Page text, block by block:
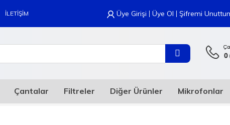
İLETİŞİM Üye Girişi | Üye Ol | Şifremi
Çantalar Filtreler Diğer Ürünler Mikrofonlar